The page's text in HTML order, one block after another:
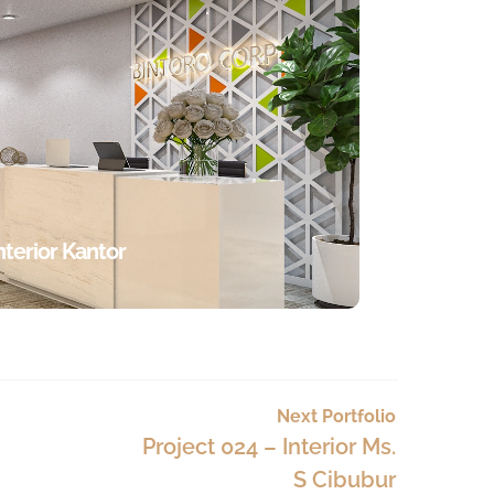
Kantor
Next Portfolio
Project 024 – Interior Ms.
S Cibubur